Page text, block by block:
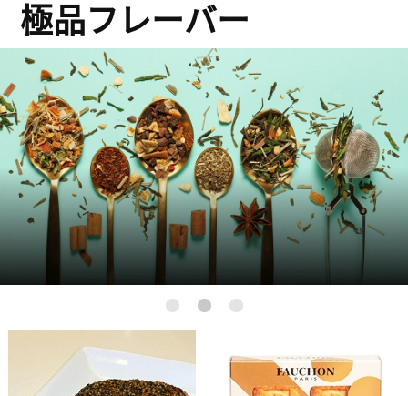
極品フレーバー